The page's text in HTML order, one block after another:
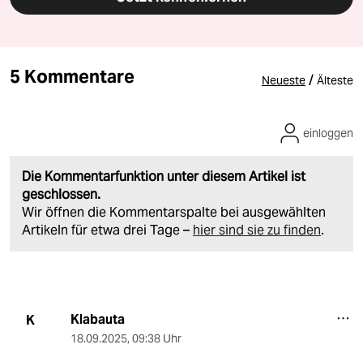
5 Kommentare Neueste / Älteste
Die Kommentarfunktion unter diesem Artikel ist
geschlossen.
Wir öffnen die Kommentarspalte bei ausgewählten
Artikeln für etwa drei Tage – hier sind sie zu finden.
einloggen
K Klabauta
18.09.2025, 09:38 Uhr